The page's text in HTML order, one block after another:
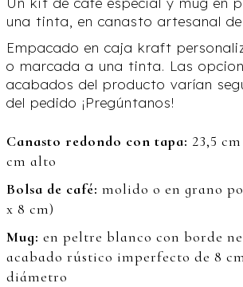
una tinta, en canasto artesanal
Empacado en caja kraft
o marcada a una tinta. Las
acabados del producto varían
del pedido ¡Pregúntanos!
Canasto redondo con tapa: 23,5
cm alto
Bolsa de café: molido o en grano
x 8 cm)
Mug: en peltre blanco con borde
acabado rústico imperfecto de 8
diámetro